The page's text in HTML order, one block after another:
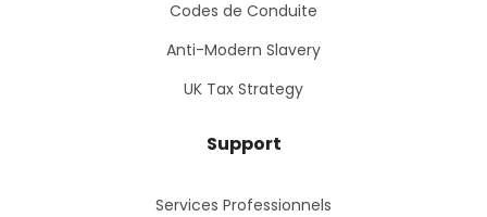
Codes de Conduite
Anti-Modern Slavery
UK Tax Strategy
Support
Services Professionnels